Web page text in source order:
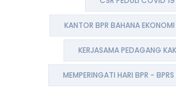
KANTOR BPR BAHANA
KERJASAMA PEDAGANG
MEMPERINGATI HARI BPR -